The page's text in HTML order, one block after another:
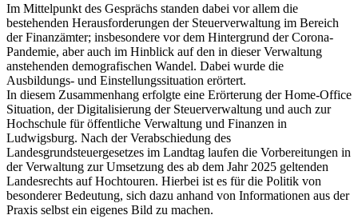
Im Mittelpunkt des Gesprächs standen dabei vor allem die
bestehenden Herausforderungen der Steuerverwaltung im Bereich
der Finanzämter; insbesondere vor dem Hintergrund der Corona-
Pandemie, aber auch im Hinblick auf den in dieser Verwaltung
anstehenden demografischen Wandel. Dabei wurde die
Ausbildungs- und Einstellungssituation erörtert.
In diesem Zusammenhang erfolgte eine Erörterung der Home-Office
Situation, der Digitalisierung der Steuerverwaltung und auch zur
Hochschule für öffentliche Verwaltung und Finanzen in
Ludwigsburg. Nach der Verabschiedung des
Landesgrundsteuergesetzes im Landtag laufen die Vorbereitungen in
der Verwaltung zur Umsetzung des ab dem Jahr 2025 geltenden
Landesrechts auf Hochtouren. Hierbei ist es für die Politik von
besonderer Bedeutung, sich dazu anhand von Informationen aus der
Praxis selbst ein eigenes Bild zu machen.